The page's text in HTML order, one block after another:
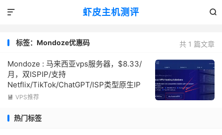
虾皮主机测评 

共 1 篇文章
标签：Mondoze优惠码
Mondoze : 马来西亚vps服务器，$8.33/
月，双ISPIP/支持
Netflix/TikTok/ChatGPT/ISP类型原生IP
 VPS推荐
热门标签